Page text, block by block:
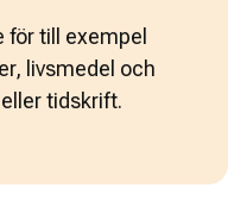
till exempel
livsmedel och
tidskrift.